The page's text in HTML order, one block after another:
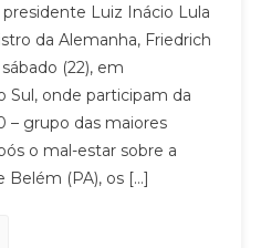
Luiz Inácio Lula
da Alemanha, Friedrich
(22), em
Sul, onde participam da
– grupo das maiores
o mal-estar sobre a
Belém (PA), os […]